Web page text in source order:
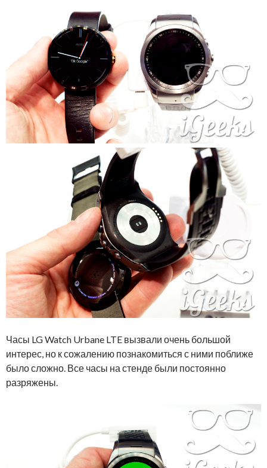
Часы LG Watch Urbane LTE вызвали очень большой
интерес, но к сожалению познакомиться с ними поближе
было сложно. Все часы на стенде были постоянно
разряжены.